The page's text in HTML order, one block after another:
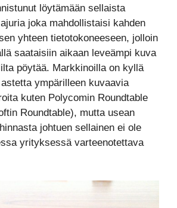
löytämään sellaista
joka mahdollistaisi kahden
yhteen tietotokoneeseen, jolloin
saataisiin aikaan leveämpi kuva
pöytää. Markkinoilla on kyllä
ympärilleen kuvaavia
kuten Polycomin Roundtable
Roundtable), mutta usean
johtuen sellainen ei ole
yrityksessä varteenotettava